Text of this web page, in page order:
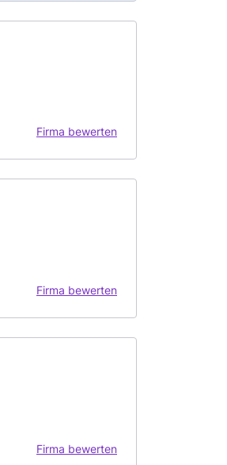
Firma bewerten
Firma bewerten
Firma bewerten